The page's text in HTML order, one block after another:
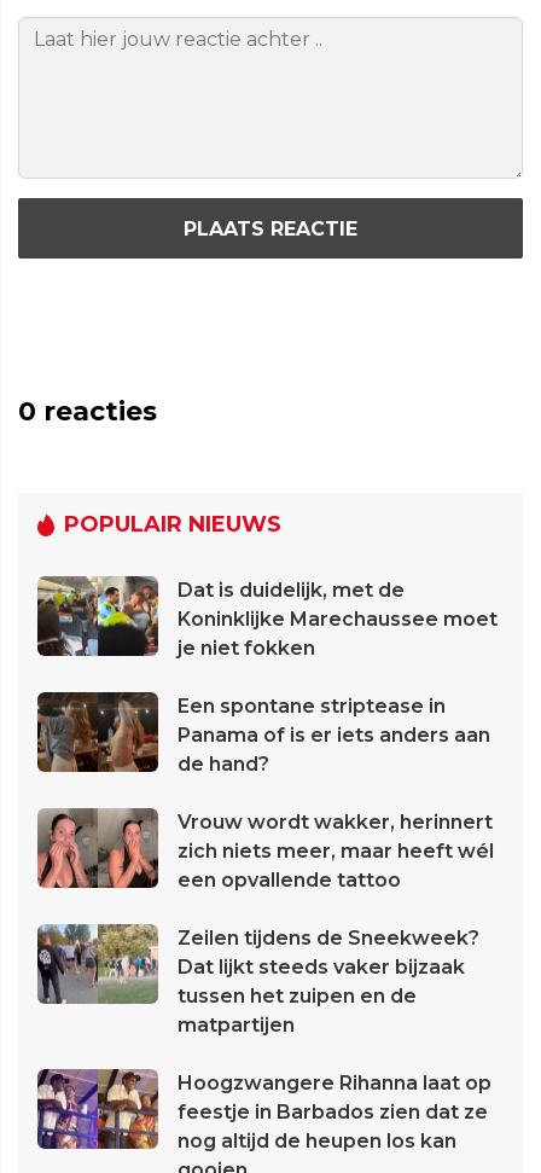
PLAATS REACTIE
0 reacties
POPULAIR NIEUWS
Dat is duidelijk, met de
Koninklijke Marechaussee moet
je niet fokken
Een spontane striptease in
Panama of is er iets anders aan
de hand?
Vrouw wordt wakker, herinnert
zich niets meer, maar heeft wél
een opvallende tattoo
Zeilen tijdens de Sneekweek?
Dat lijkt steeds vaker bijzaak
tussen het zuipen en de
matpartijen
Hoogzwangere Rihanna laat op
feestje in Barbados zien dat ze
nog altijd de heupen los kan